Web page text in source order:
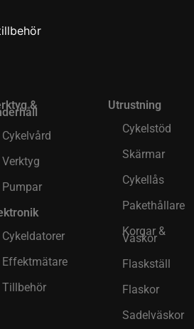
&
Cykelvård
Verktyg
Pumpar
Cykeldatorer
Effektmätare
Tillbehör
Utrustning
Cykelstöd
Skärmar
Cykellås
Pakethållare
Korgar &
Väskor
Flaskställ
Flaskor
Sadelväskor